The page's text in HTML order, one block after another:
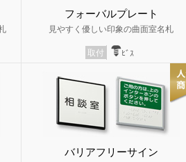
フォーバルプレート
見やすく優しい印象の曲面室名札
取付 ﾋﾞｽ
バリアフリーサイン